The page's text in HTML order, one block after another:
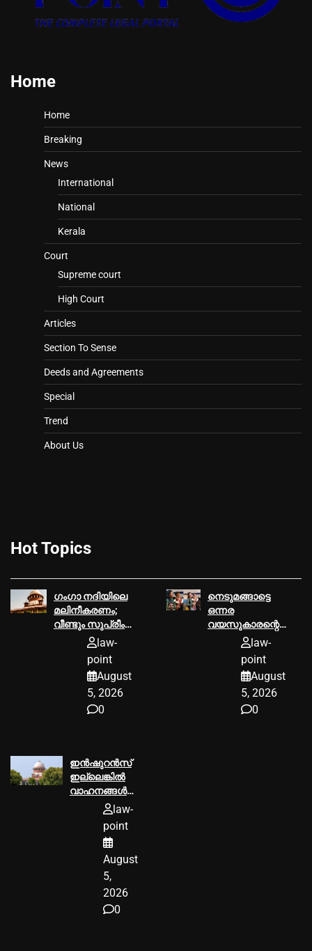
Home
Home
Breaking
News
International
National
Kerala
Court
Supreme court
High Court
Articles
Section To Sense
Deeds and Agreements
Special
Trend
About Us
Hot Topics
ഗംഗാ നദിയിലെ
മലിനീകരണം;
വീണ്ടും സുപ്രീം
സംസ്ഥാനങ്ങൾക്ക്
നോട്ടീസ്
law-
point
August
5, 2026
0
നെടുമങ്ങാട്ടെ
ഒന്നര
വയസുകാരന്റെ
കൊലപാതകം;
സമർപ്പിക്കണമെന്ന്
ഹൈക്കോടതി
law-
point
August
5, 2026
0
ഇൻഷുറൻസ്
ഇല്ലെങ്കിൽ
വാഹനങ്ങൾക്ക്
ഇന്ധനമില്ല;
സ്വീകരിക്കാൻ
കേന്ദ്രത്തിന്
നിർദേശം
സുപ്രീം
law-
point
August
5,
2026
0